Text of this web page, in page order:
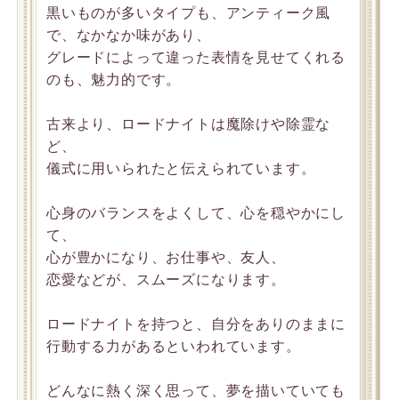
黒いものが多いタイプも、アンティーク風
で、なかなか味があり、
グレードによって違った表情を見せてくれる
のも、魅力的です。
古来より、ロードナイトは魔除けや除霊な
ど、
儀式に用いられたと伝えられています。
心身のバランスをよくして、心を穏やかにし
て、
心が豊かになり、お仕事や、友人、
恋愛などが、スムーズになります。
ロードナイトを持つと、自分をありのままに
行動する力があるといわれています。
どんなに熱く深く思って、夢を描いていても